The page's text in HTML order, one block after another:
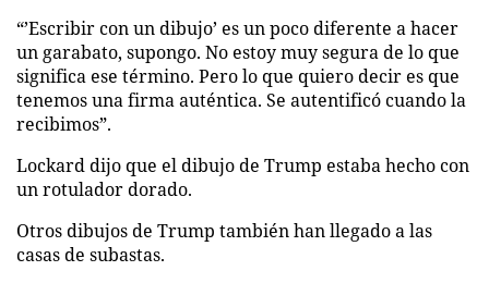
“’Escribir con un dibujo’ es un poco diferente a hacer
un garabato, supongo. No estoy muy segura de lo que
significa ese término. Pero lo que quiero decir es que
tenemos una firma auténtica. Se autentificó cuando la
recibimos”.
Lockard dijo que el dibujo de Trump estaba hecho con
un rotulador dorado.
Otros dibujos de Trump también han llegado a las
casas de subastas.